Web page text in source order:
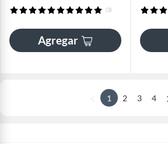
(3)
Agregar
1 2 3 4